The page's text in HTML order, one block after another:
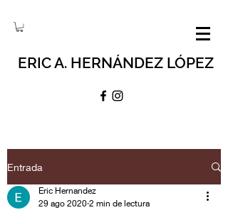
ERIC A. HERNÁNDEZ LÓPEZ
Entrada
Eric Hernandez
29 ago 2020 2 min de lectura